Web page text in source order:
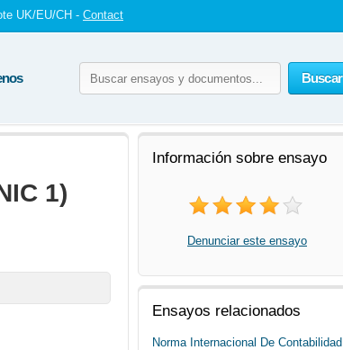
UK/EU/CH - Contact
Buscar
1)
Información sobre ensayo
Denunciar este ensayo
Ensayos relacionados
Norma Internacional De Contabilidad